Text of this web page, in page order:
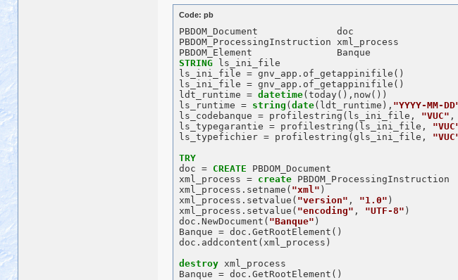
Code: pb
PBDOM_Document              doc
PBDOM_ProcessingInstruction xml_process
STRING ls_ini_file
ls_ini_file = gnv_app.of_getappinifile()
ls_ini_file = gnv_app.of_getappinifile()
ldt_runtime = datetime(today(),now())
ls_runtime = string ( date(ldt_runtime), "YYYY-MM-
ls_codebanque = profilestring(ls_ini_file, "VUC" ,
ls_typegarantie = profilestring(ls_ini_file,
ls_typefichier = profilestring(gls_ini_file,
TRY
doc = CREATE PBDOM_Document
xml_process = create PBDOM_ProcessingInstruction
xml_process.setname( "xml" )
xml_process.setvalue( "version" , "1.0" )
xml_process.setvalue( "encoding" , "UTF-8" )
doc.NewDocument( "Banque" )
Banque = doc.GetRootElement()
doc.addcontent(xml_process)
destroy xml_process
Banque = doc.GetRootElement()